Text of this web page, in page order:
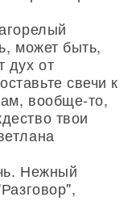
может быть,
дух от
свечи к
вообще-то,
твои
Нежный